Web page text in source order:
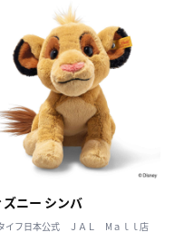
ズニー シンバ
イフ日本公式 ＪＡＬ Mａｌｌ店